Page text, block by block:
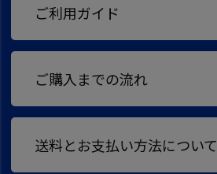
ご利用ガイド
ご購入までの流れ
送料とお支払い方法について